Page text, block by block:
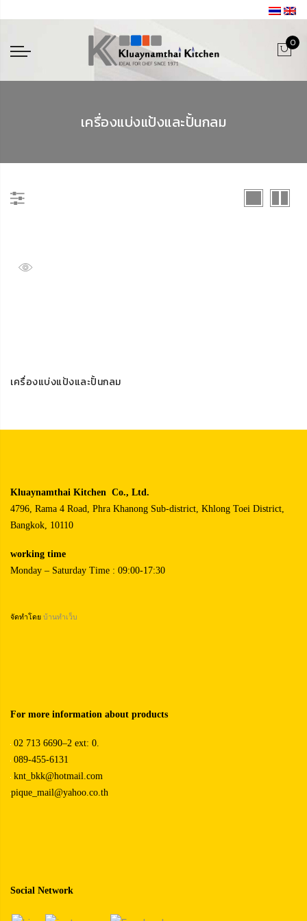
0
เครื่องแบ่งแป้งและปั้นกลม
เครื่องแบ่งแป้งและปั้นกลม
Kluaynamthai Kitchen Co., Ltd.
4796, Rama 4 Road, Phra Khanong Sub-district, Khlong Toei District,
Bangkok, 10110
working time
Monday – Saturday Time : 09:00-17:30
จัดทำโดย บ้านทำเว็บ
For more information about products
02 713 6690–2 ext: 0.
089-455-6131
knt_bkk@hotmail.com
pique_mail@yahoo.co.th
Social Network